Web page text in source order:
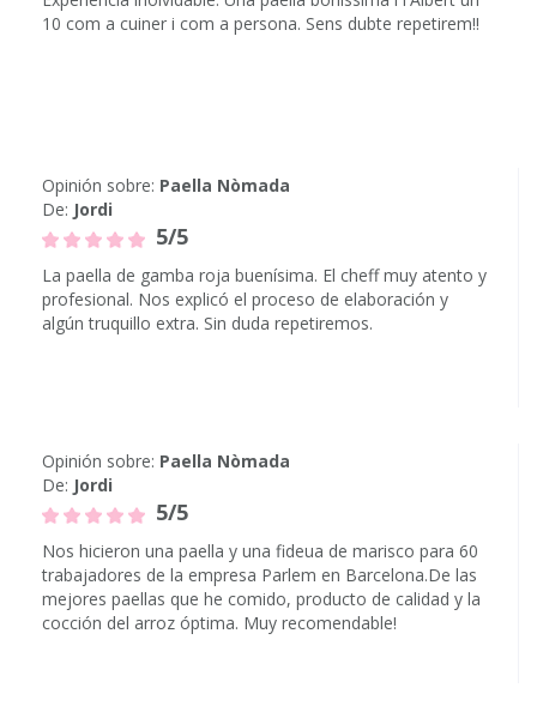
10 com a cuiner i com a persona. Sens dubte repetirem!!
Opinión sobre: Paella Nòmada
De: Jordi
5/5
La paella de gamba roja buenísima. El cheff muy atento y
profesional. Nos explicó el proceso de elaboración y
algún truquillo extra. Sin duda repetiremos.
Opinión sobre: Paella Nòmada
De: Jordi
5/5
Nos hicieron una paella y una fideua de marisco para 60
trabajadores de la empresa Parlem en Barcelona.De las
mejores paellas que he comido, producto de calidad y la
cocción del arroz óptima. Muy recomendable!